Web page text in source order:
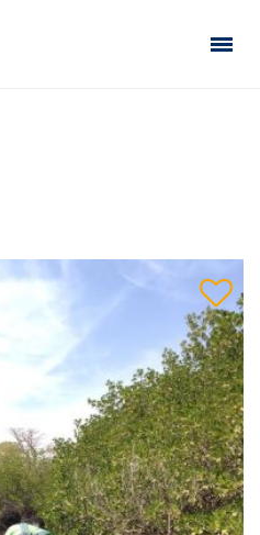
Favorites
English
EUR